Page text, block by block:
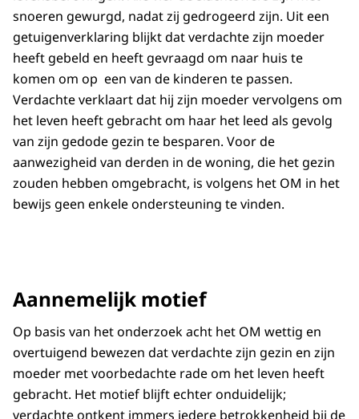
snoeren gewurgd, nadat zij gedrogeerd zijn. Uit een
getuigenverklaring blijkt dat verdachte zijn moeder
heeft gebeld en heeft gevraagd om naar huis te
komen om op een van de kinderen te passen.
Verdachte verklaart dat hij zijn moeder vervolgens om
het leven heeft gebracht om haar het leed als gevolg
van zijn gedode gezin te besparen. Voor de
aanwezigheid van derden in de woning, die het gezin
zouden hebben omgebracht, is volgens het OM in het
bewijs geen enkele ondersteuning te vinden.
Aannemelijk motief
Op basis van het onderzoek acht het OM wettig en
overtuigend bewezen dat verdachte zijn gezin en zijn
moeder met voorbedachte rade om het leven heeft
gebracht. Het motief blijft echter onduidelijk;
verdachte ontkent immers iedere betrokkenheid bij de